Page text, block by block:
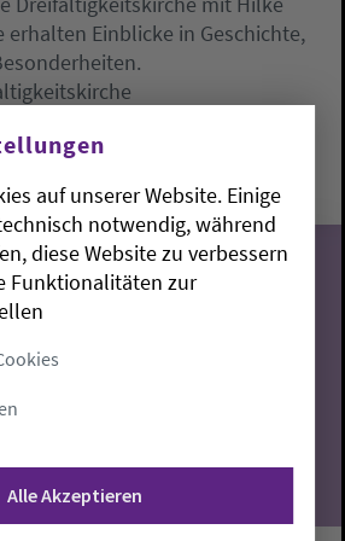
erhalten Einblicke in Geschichte,
Uhr
08
auf unserer Website. Einige
notwendig, während
diese Website zu verbessern
Funktionalitäten zur
Alle Akzeptieren